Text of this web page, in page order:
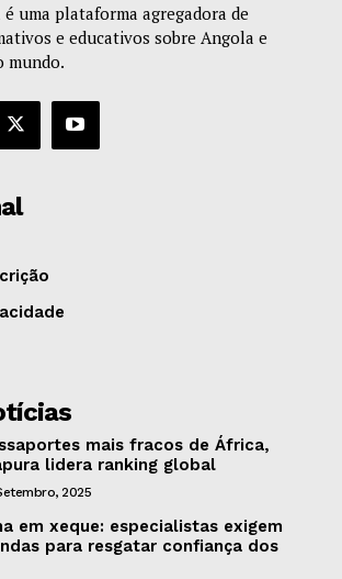
uma plataforma agregadora de
e educativos sobre Angola e
mundo.
mais fracos de África,
lidera ranking global
2025
em xeque: especialistas exigem
para resgatar confiança dos